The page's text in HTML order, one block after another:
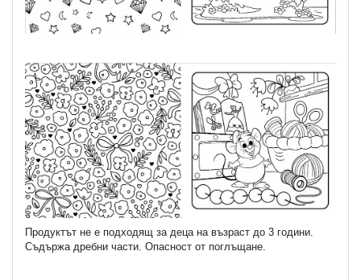
Продуктът не е подходящ за деца на възраст до 3 години.
Съдържа дребни части. Опасност от поглъщане.